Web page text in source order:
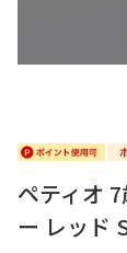
ペティオ
ー レッド